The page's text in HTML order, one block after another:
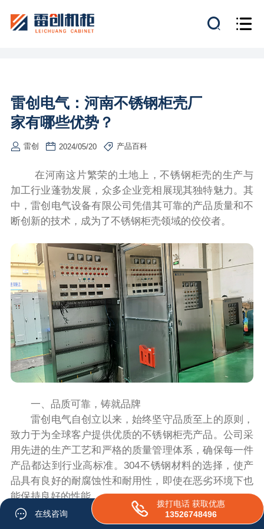
雷创电气：河南不锈钢柜壳厂
家有哪些优势？
雷创 2024/05/20 产品百科
在河南这片繁荣的土地上，不锈钢柜壳的生产与
加工行业蓬勃发展，众多企业竞相展现其独特魅力。其
中，雷创电气设备有限公司凭借其可靠的产品质量和不
断创新的技术，成为了不锈钢柜壳领域的佼佼者。
一、品质可靠，铸就品牌
雷创电气自创立以来，始终坚守品质至上的原则，
致力于为全球客户提供优质的不锈钢柜壳产品。公司采
用先进的生产工艺和严格的质量管理体系，确保每一件
产品都达到行业高标准。304不锈钢材料的选择，使产
品具有良好的耐腐蚀性和耐用性，即使在恶劣环境下也
能保持良好的性能。
二、技术先进，创新驱动
在线咨询
拨打电话 获取优惠
13526748496